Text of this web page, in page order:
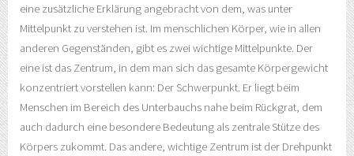
eine zusätzliche Erklärung angebracht von dem, was unter
Mittelpunkt zu verstehen ist. Im menschlichen Körper, wie in allen
anderen Gegenständen, gibt es zwei wichtige Mittelpunkte. Der
eine ist das Zentrum, in dem man sich das gesamte Körpergewicht
konzentriert vorstellen kann: Der Schwerpunkt. Er liegt beim
Menschen im Bereich des Unterbauchs nahe beim Rückgrat, dem
auch dadurch eine besondere Bedeutung als zentrale Stütze des
Körpers zukommt. Das andere, wichtige Zentrum ist der Drehpunkt